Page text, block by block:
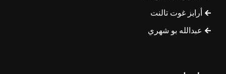
أرابز غوت تالنت
عبدالله بو شهري